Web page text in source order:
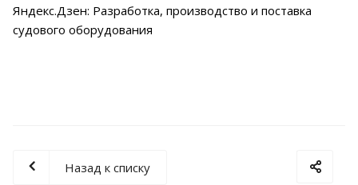
Яндекс.Дзен: Разработка, производство и поставка
судового оборудования
Назад к списку